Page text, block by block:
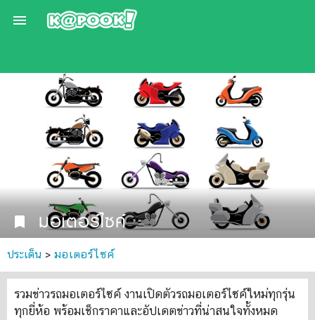

bookmark มอเตอร์ไซค์
ประเด็น > มอเตอร์ไซค์
รวมข่าวรถมอเตอร์ไซค์ งานเปิดตัวรถมอเตอร์ไซค์ใหม่ทุกรุ่น
ทุกยี่ห้อ พร้อมเช็กราคาและอัปเดตข่าวที่น่าสนใจทั้งหมด